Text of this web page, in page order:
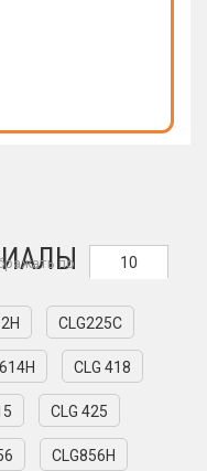
по 10
CLG225C
CLG 418
CLG 425
CLG856H